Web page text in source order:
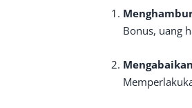
Bonus, uang